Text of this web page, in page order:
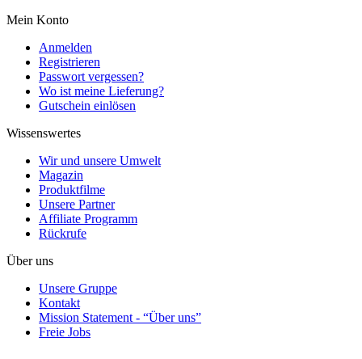
Mein Konto
Anmelden
Registrieren
Passwort vergessen?
Wo ist meine Lieferung?
Gutschein einlösen
Wissenswertes
Wir und unsere Umwelt
Magazin
Produktfilme
Unsere Partner
Affiliate Programm
Rückrufe
Über uns
Unsere Gruppe
Kontakt
Mission Statement - “Über uns”
Freie Jobs